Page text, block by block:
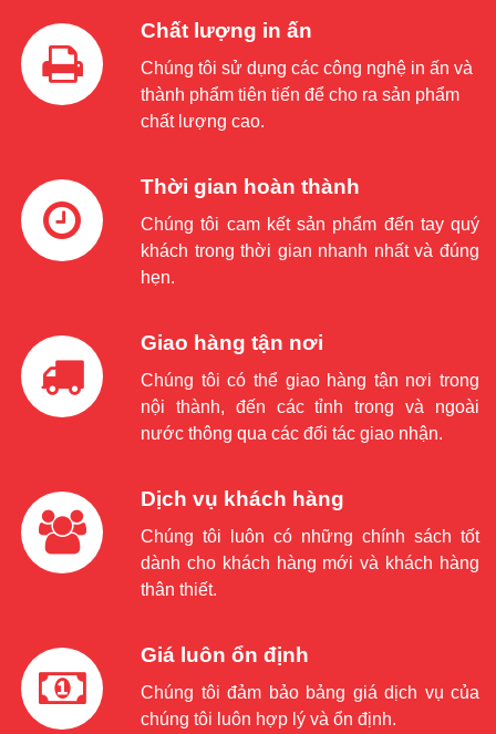
Chất lượng in ấn
Chúng tôi sử dụng các công nghệ in ấn và
thành phẩm tiên tiến để cho ra sản phẩm
chất lượng cao.
Thời gian hoàn thành
Chúng tôi cam kết sản phẩm đến tay quý
khách trong thời gian nhanh nhất và đúng
hẹn.
Giao hàng tận nơi
Chúng tôi có thể giao hàng tận nơi trong
nội thành, đến các tỉnh trong và ngoài
nước thông qua các đối tác giao nhận.
Dịch vụ khách hàng
Chúng tôi luôn có những chính sách tốt
dành cho khách hàng mới và khách hàng
thân thiết.
Giá luôn ổn định
Chúng tôi đảm bảo bảng giá dịch vụ của
chúng tôi luôn hợp lý và ổn định.